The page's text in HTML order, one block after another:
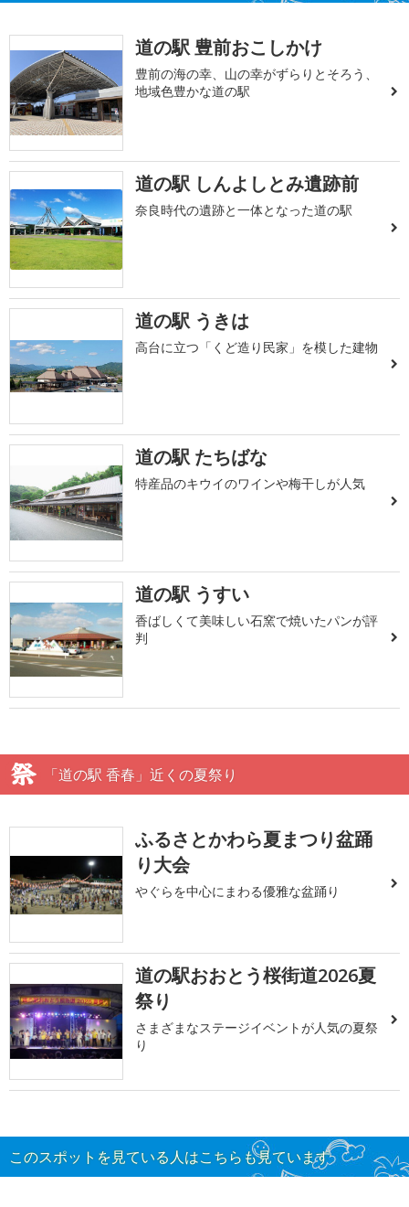
道の駅 豊前おこしかけ
豊前の海の幸、山の幸がずらりとそろう、
地域色豊かな道の駅
道の駅 しんよしとみ遺跡前
奈良時代の遺跡と一体となった道の駅
道の駅 うきは
高台に立つ「くど造り民家」を模した建物
道の駅 たちばな
特産品のキウイのワインや梅干しが人気
道の駅 うすい
香ばしくて美味しい石窯で焼いたパンが評
判
「道の駅 香春」近くの夏祭り
ふるさとかわら夏まつり盆踊
り大会
やぐらを中心にまわる優雅な盆踊り
道の駅おおとう桜街道2026夏
祭り
さまざまなステージイベントが人気の夏祭
り
このスポットを見ている人はこちらも見ています